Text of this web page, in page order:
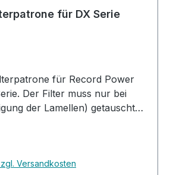
für DX Serie
nur bei
der Lamellen) getauscht
Versandkosten